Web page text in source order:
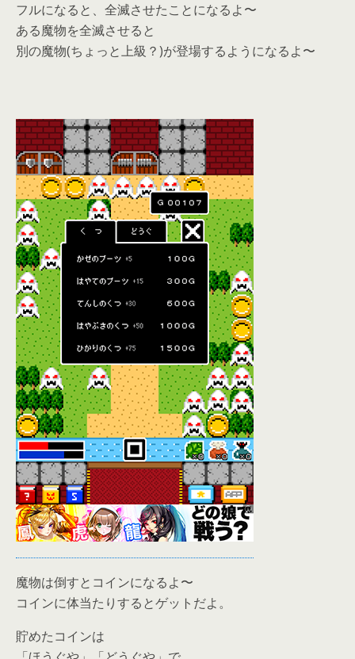
フルになると、全滅させたことになるよ〜
ある魔物を全滅させると
別の魔物(ちょっと上級？)が登場するようになるよ〜
魔物は倒すとコインになるよ〜
コインに体当たりするとゲットだよ。
貯めたコインは